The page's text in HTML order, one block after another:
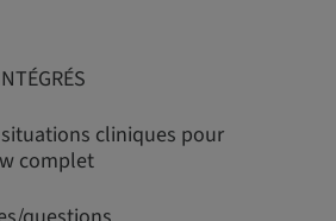
cliniques pour
complet